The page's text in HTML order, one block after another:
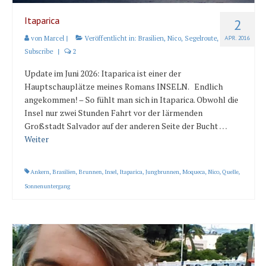
2
APR. 2016
Itaparica
von Marcel | Veröffentlicht in: Brasilien, Nico, Segelroute,
Subscribe
| 2
Update im Juni 2026: Itaparica ist einer der
Hauptschauplätze meines Romans INSELN. Endlich
angekommen! – So fühlt man sich in Itaparica. Obwohl die
Insel nur zwei Stunden Fahrt vor der lärmenden
Großstadt Salvador auf der anderen Seite der Bucht …
Weiter
Ankern, Brasilien, Brunnen, Insel, Itaparica, Jungbrunnen, Moqueca, Nico, Quelle,
Sonnenuntergang